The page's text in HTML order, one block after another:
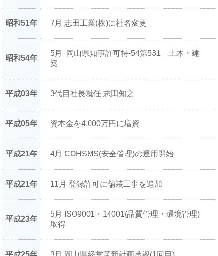
昭和51年 7月 志田工業(株)に社名変更
昭和54年
5月 岡山県知事許可特-54第531 土木・建
築
平成03年 3代目社長就任 志田知之
平成05年 資本金を4,000万円に増資
平成21年 4月 COHSMS(安全管理)の運用開始
平成21年 11月 登録許可に舗装工事を追加
平成23年
5月 ISO9001・14001(品質管理・環境管理)
取得